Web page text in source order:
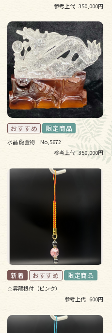
参考上代 350,000円
水晶 龍置物 No,5672
参考上代 350,000円
☆昇龍根付（ピンク）
参考上代 600円